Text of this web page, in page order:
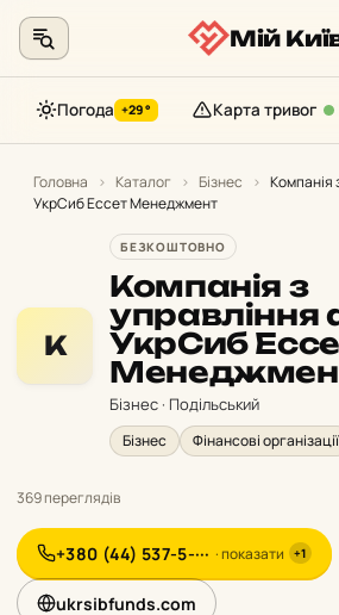
контенту
Мій
Погода +29° Карта тривог
Головна › Каталог › Бізнес › Компанія
УкрСиб Ессет Менеджмент
К
БЕЗКОШТОВНО
Компанія з
управління
УкрСиб
Бізнес · Подільський
Бізнес Фінансові організації
369 переглядів
+380 (44) 537-5-··· · показати +1
ukrsibfunds.com